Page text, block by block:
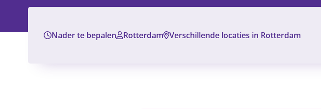
Filter
Nader te bepalen Rotterdam Verschillende locaties in Rotterdam